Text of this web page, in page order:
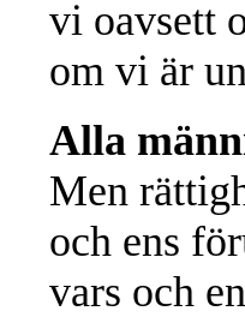
vi oavsett
om vi är
Alla
Men
och ens
vars och